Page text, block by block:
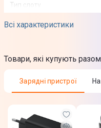
Всі характеристики
Тип слоту
SIM + SIM
4G (LTE)
5G
Екран
Товари, які купують разом
Зарядні пристрої